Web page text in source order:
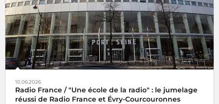
10.06.2026
Radio France / "Une école de la radio" : le jumelage
réussi de Radio France et Évry-Courcouronnes